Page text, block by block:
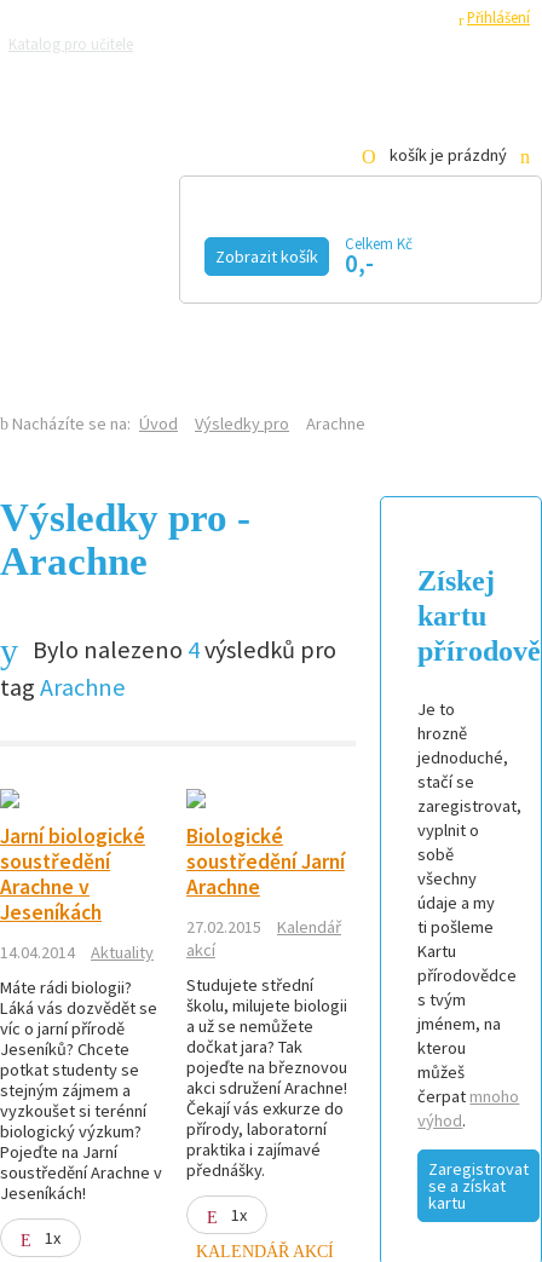
Přihlášení
Katalog pro učitele
košík je prázdný
Zobrazit košík
Celkem Kč
0,-
Nacházíte se na: Úvod Výsledky pro Arachne
Výsledky pro -
Arachne
Bylo nalezeno 4výsledků pro
tagArachne
Jarní biologické
soustředění
Arachne v
Jeseníkách
14.04.2014
Aktuality
Máte rádi biologii?
Láká vás dozvědět se
víc o jarní přírodě
Jeseníků? Chcete
potkat studenty se
stejným zájmem a
vyzkoušet si terénní
biologický výzkum?
Pojeďte na Jarní
soustředění Arachne v
Jeseníkách!
1x
Biologické
soustředění Jarní
Arachne
27.02.2015
Kalendář
akcí
Studujete střední
školu, milujete biologii
a už se nemůžete
dočkat jara? Tak
pojeďte na březnovou
akci sdružení Arachne!
Čekají vás exkurze do
přírody, laboratorní
praktika i zajímavé
přednášky.
1x
KALENDÁŘ AKCÍ
Získej
kartu
Je to
hrozně
jednoduché,
stačí se
zaregistrovat,
vyplnit o
sobě
všechny
údaje a my
ti pošleme
Kartu
přírodovědce
s tvým
jménem, na
kterou
můžeš
čerpat mnoho
výhod.
Zaregistrovat
se a získat
kartu